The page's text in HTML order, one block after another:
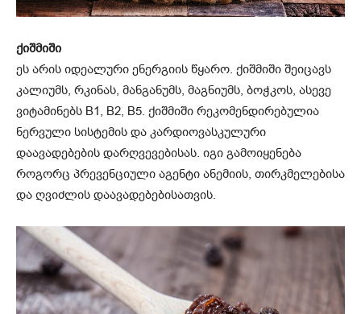
ქიშმიში
ეს არის იდეალური ენერგიის წყარო. ქიშმიში შეიცავს
კალიუმს, რკინას, მანგანუმს, მაგნიუმს, ბოჭკოს, ასევე
ვიტამინებს B1, B2, B5. ქიშმიში რეკომენდირებულია
ნერვული სისტემის და კარდიოვასკულური
დაავადებების დარღვევებისას. იგი გამოიყენება
როგორც პრევენციული აგენტი ანემიის, თირკმელებისა
და ღვიძლის დაავადებებისათვის.